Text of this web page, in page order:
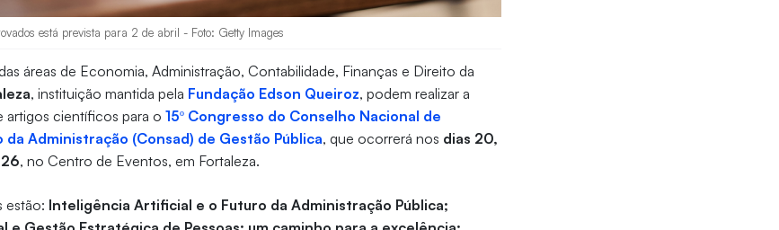
está prevista para 2 de abril - Foto: Getty Images
áreas de Economia, Administração, Contabilidade, Finanças e Direito da
, instituição mantida pela Fundação Edson Queiroz, podem realizar a
artigos científicos para o15º Congresso do Conselho Nacional de
Administração (Consad) de Gestão Pública, que ocorrerá nos dias 20,
, no Centro de Eventos, em Fortaleza.
estão: Inteligência Artificial e o Futuro da Administração Pública;